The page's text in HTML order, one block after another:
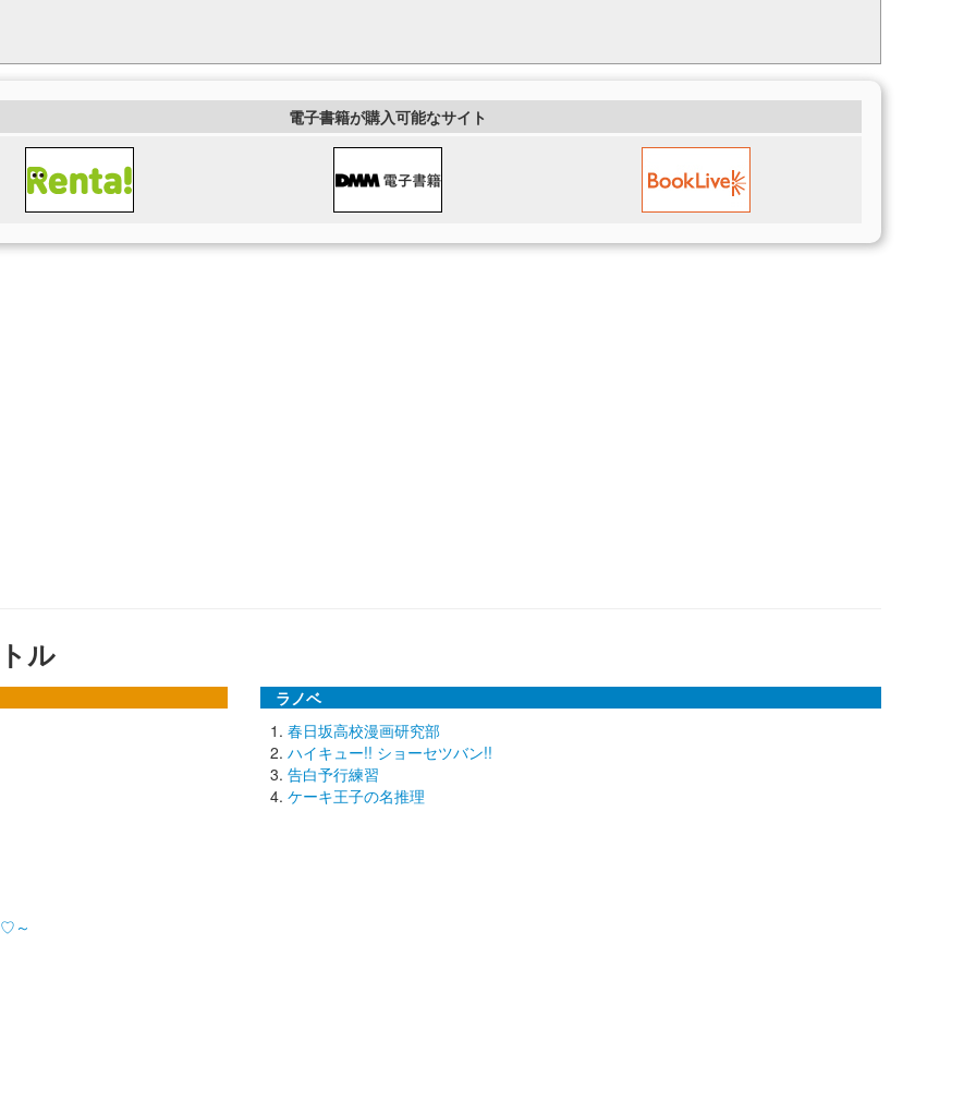
電子書籍が購入可能なサイト
ル
～
ラノベ
春日坂高校漫画研究部
ハイキュー!! ショーセツバン!!
告白予行練習
ケーキ王子の名推理